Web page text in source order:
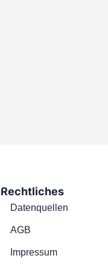
Rechtliches
Datenquellen
AGB
Impressum